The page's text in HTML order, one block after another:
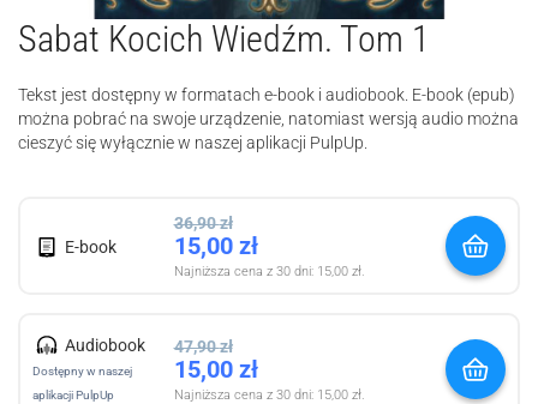
Sabat Kocich Wiedźm. Tom 1
Tekst jest dostępny w formatach e-book i audiobook. E-book (epub)
można pobrać na swoje urządzenie, natomiast wersją audio można
cieszyć się wyłącznie w naszej aplikacji PulpUp.
E-book
36,90zł
15,00 zł
Najniższa cena z 30 dni: 15,00 zł.
Audiobook
Dostępny w naszej
aplikacji PulpUp
47,90zł
15,00 zł
Najniższa cena z 30 dni: 15,00 zł.